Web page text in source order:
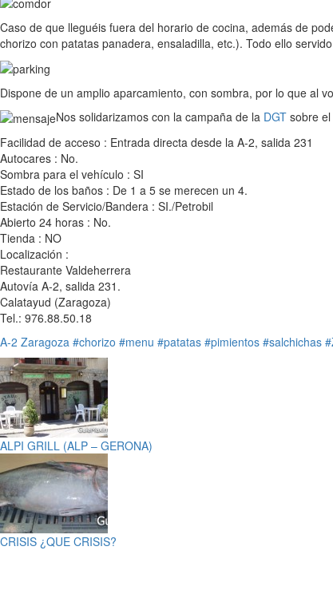
Caso de que lleguéis fuera del horario de cocina, además de
chorizo con patatas panadera, ensaladilla, etc.). Todo ello
Dispone de un amplio aparcamiento, con sombra, por lo que al
Nos solidarizamos con la campaña de la DGT sobre
Facilidad de acceso : Entrada directa desde la A-2, salida 231
Autocares : No.
Sombra para el vehículo : SI
Estado de los baños : De 1 a 5 se merecen un 4.
Estación de Servicio/Bandera : SI./Petrobil
Abierto 24 horas : No.
Tienda : NO
Localización :
Restaurante Valdeherrera
Autovía A-2, salida 231.
Calatayud (Zaragoza)
Tel.: 976.88.50.18
A-2 Zaragoza #chorizo #menu #patatas #pimientos #salchichas
ALPI GRILL (ALP – GERONA)
CRISIS ¿QUE CRISIS?